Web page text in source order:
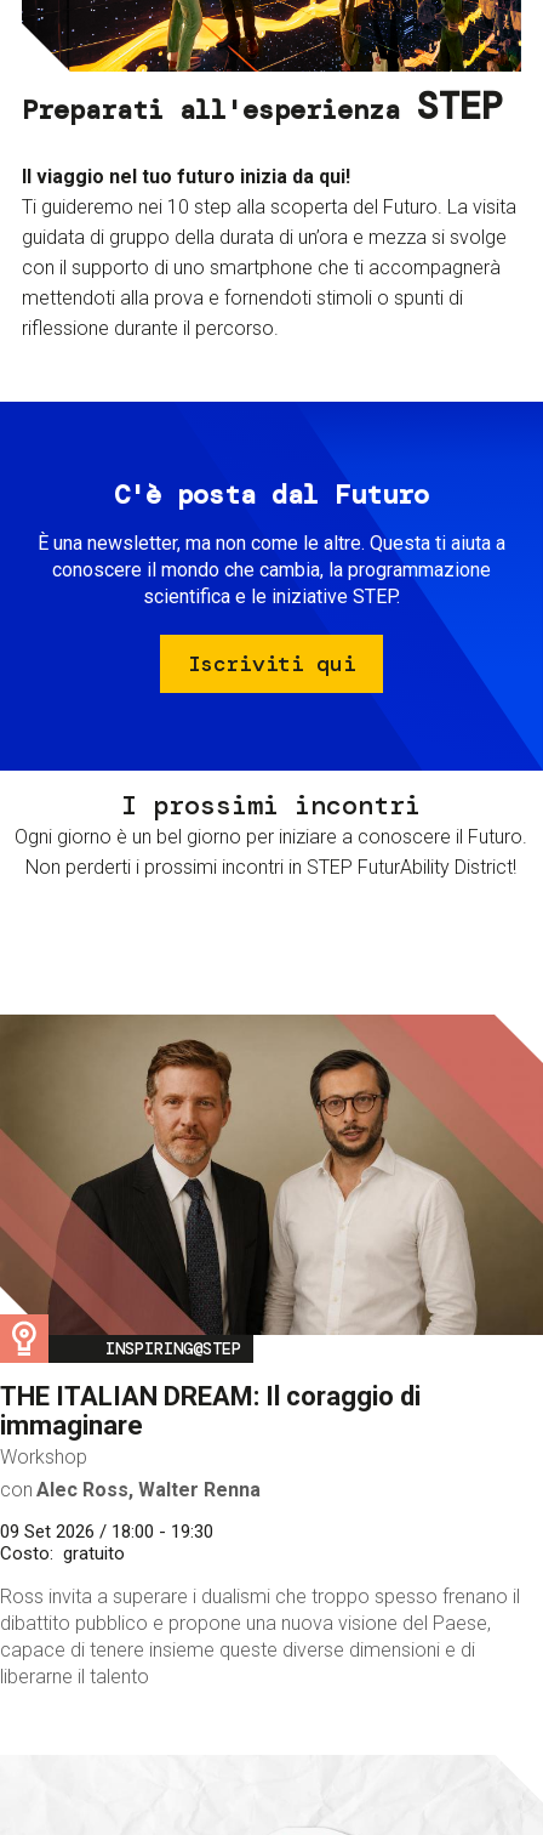
Preparati all'esperienza STEP
Il viaggio nel tuo futuro inizia da qui!
Ti guideremo nei 10 step alla scoperta del Futuro. La visita
guidata di gruppo della durata di un’ora e mezza si svolge
con il supporto di uno smartphone che ti accompagnerà
mettendoti alla prova e fornendoti stimoli o spunti di
riflessione durante il percorso.
C'è posta dal Futuro
È una newsletter, ma non come le altre. Questa ti aiuta a
conoscere il mondo che cambia, la programmazione
scientifica e le iniziative STEP.
Iscriviti qui
I prossimi incontri
Ogni giorno è un bel giorno per iniziare a conoscere il Futuro.
Non perderti i prossimi incontri in STEP FuturAbility District!
Image
INSPIRING@STEP
THE ITALIAN DREAM: Il coraggio di
immaginare
Workshop
con Alec Ross, Walter Renna
09 Set 2026 / 18:00 - 19:30
Costo
gratuito
Ross invita a superare i dualismi che troppo spesso frenano il
dibattito pubblico e propone una nuova visione del Paese,
capace di tenere insieme queste diverse dimensioni e di
liberarne il talento